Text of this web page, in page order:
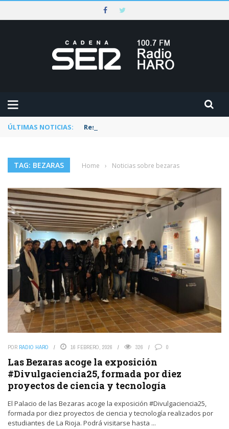
ÚLTIMAS NOTICIAS: Rescatado un ciclista accidentado en un
TAG: BEZARAS Home › Noticias sobre bezaras
POR RADIO HARO 16 FEBRERO, 2026 326 0
Las Bezaras acoge la exposición
#Divulgaciencia25, formada por diez
proyectos de ciencia y tecnología
El Palacio de las Bezaras acoge la exposición #Divulgaciencia25,
formada por diez proyectos de ciencia y tecnología realizados por
estudiantes de La Rioja. Podrá visitarse hasta ...